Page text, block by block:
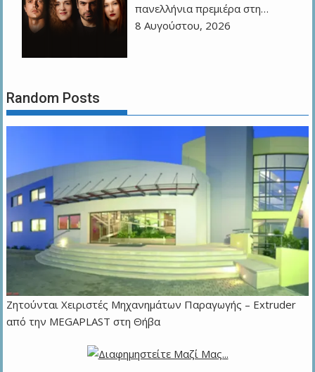
πανελλήνια πρεμιέρα στη…
8 Αυγούστου, 2026
Random Posts
Zητούνται Χειριστές Μηχανημάτων Παραγωγής – Extruder
από την MEGAPLAST στη Θήβα